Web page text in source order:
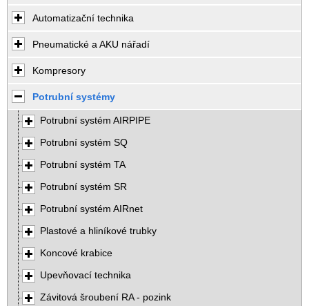
Automatizační technika
Pneumatické a AKU nářadí
Kompresory
Potrubní systémy
Potrubní systém AIRPIPE
Potrubní systém SQ
Potrubní systém TA
Potrubní systém SR
Potrubní systém AIRnet
Plastové a hliníkové trubky
Koncové krabice
Upevňovací technika
Závitová šroubení RA - pozink